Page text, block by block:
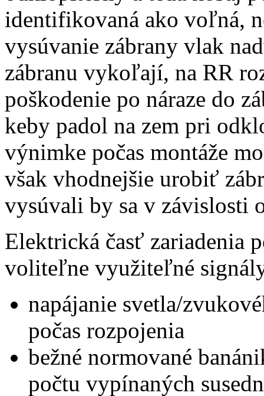
identifikovaná ako voľná,
vysúvanie zábrany vlak
zábranu vykoľají, na RR
poškodenie po náraze do
keby padol na zem pri
výnimke počas montáže
však vhodnejšie urobiť
vysúvali by sa v závislosti
Elektrická časť zariadenia
voliteľne využiteľné
napájanie svetla/
počas rozpojenia
bežné normované
počtu vypínaných